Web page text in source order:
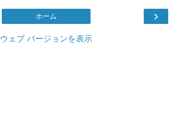
›
ホーム
ウェブ バージョンを表示